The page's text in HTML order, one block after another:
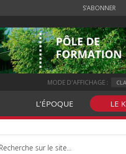
S’ABONNER
MODE D'AFFICHAGE :
L’ÉPOQUE LE